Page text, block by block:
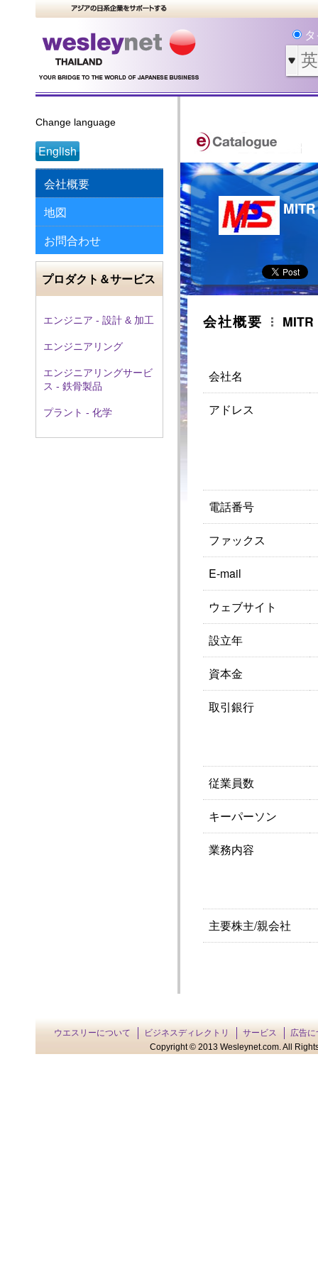
Change language
English
会社概要
地図
お問合わせ
プロダクト＆サービス
エンジニア - 設計 & 加工
エンジニアリング
エンジニアリングサービ
ス - 鉄骨製品
プラント - 化学
会社概要 MITR
会社名
アドレス
電話番号
ファックス
E-mail
ウェブサイト
設立年
資本金
取引銀行
従業員数
キーパーソン
業務内容
主要株主/親会社
ウエスリーについて ビジネスディレクトリ サービス
広告に
Copyright © 2013 Wesleynet.com. All